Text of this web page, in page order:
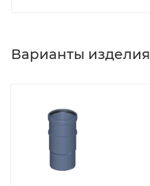
Варианты изделия